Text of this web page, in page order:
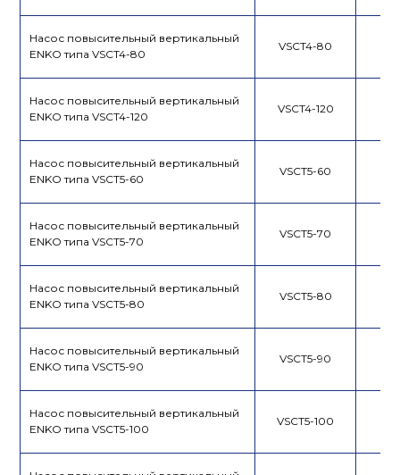
Насос повысительный вертикальный
ENKO типа VSCT4-80
VSCT4-80
Насос повысительный вертикальный
ENKO типа VSCT4-120
VSCT4-120
Насос повысительный вертикальный
ENKO типа VSCT5-60
VSCT5-60
Насос повысительный вертикальный
ENKO типа VSCT5-70
VSCT5-70
Насос повысительный вертикальный
ENKO типа VSCT5-80
VSCT5-80
Насос повысительный вертикальный
ENKO типа VSCT5-90
VSCT5-90
Насос повысительный вертикальный
ENKO типа VSCT5-100
VSCT5-100